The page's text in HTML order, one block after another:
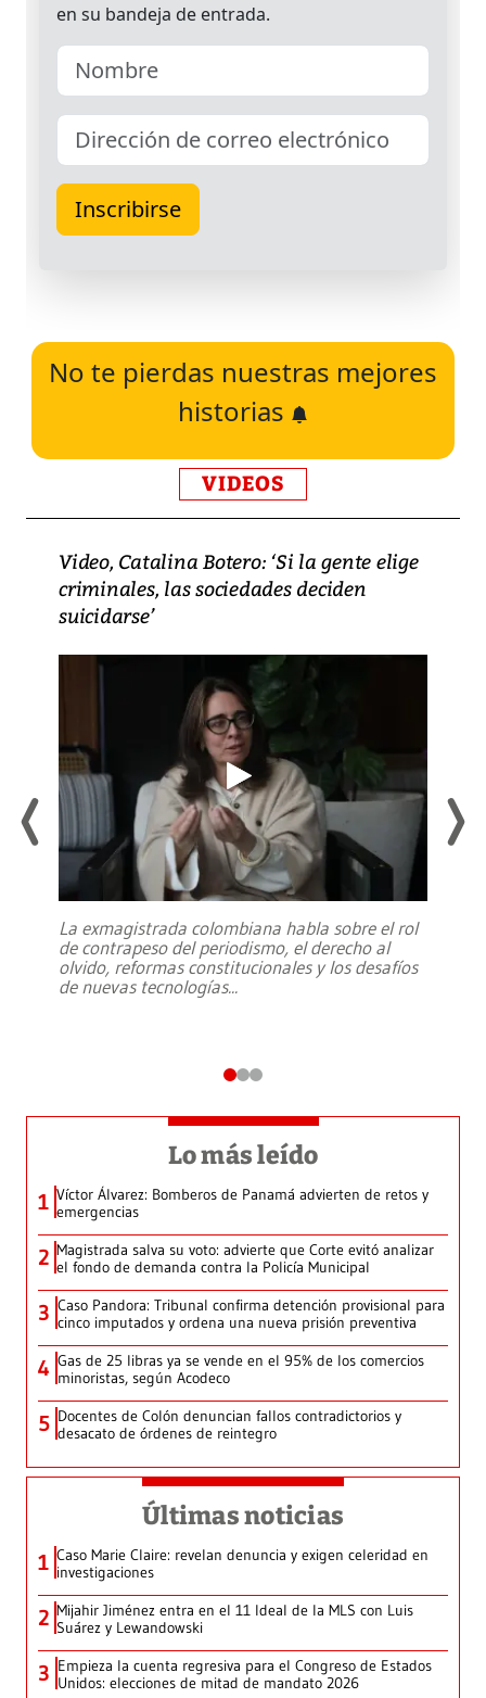
No te pierdas nuestras mejores
historias
VIDEOS
Video, Catalina Botero: ‘Si la gente elige
criminales, las sociedades deciden
suicidarse’
La exmagistrada colombiana habla sobre el rol
de contrapeso del periodismo, el derecho al
olvido, reformas constitucionales y los desafíos
de nuevas tecnologías...
Lo más leído
1 Víctor Álvarez: Bomberos de Panamá advierten de retos y
emergencias
2 Magistrada salva su voto: advierte que Corte evitó analizar
el fondo de demanda contra la Policía Municipal
3 Caso Pandora: Tribunal confirma detención provisional para
cinco imputados y ordena una nueva prisión preventiva
4 Gas de 25 libras ya se vende en el 95% de los comercios
minoristas, según Acodeco
5 Docentes de Colón denuncian fallos contradictorios y
desacato de órdenes de reintegro
Últimas noticias
1 Caso Marie Claire: revelan denuncia y exigen celeridad en
investigaciones
2 Mijahir Jiménez entra en el 11 Ideal de la MLS con Luis
Suárez y Lewandowski
3 Empieza la cuenta regresiva para el Congreso de Estados
Unidos: elecciones de mitad de mandato 2026